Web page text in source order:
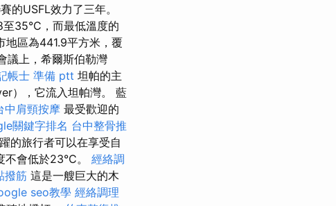
的USFL效力了三年。
35°C，而最低溫度的
地區為441.9平方米，覆
議上，希爾斯伯勒灣
帳士 準備 ptt 坦帕的主
），它流入坦帕灣。 藍
中肩頸按摩 最受歡迎的
關鍵字排名 台中整骨推
的旅行者可以在享受自
會低於23°C。 經絡調
撥筋 這是一艘巨大的木
seo教學 經絡調理